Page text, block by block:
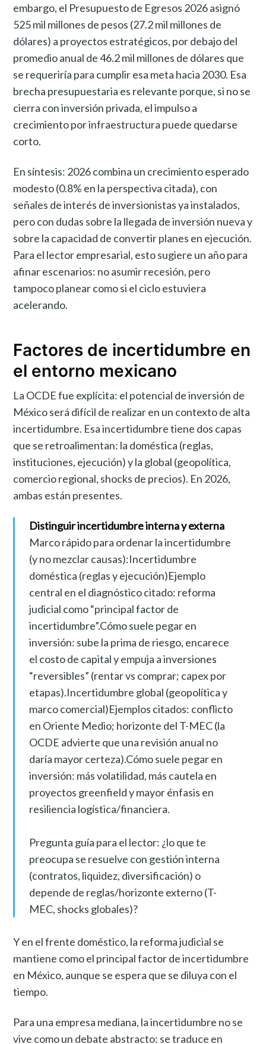
embargo, el Presupuesto de Egresos 2026 asignó
525 mil millones de pesos (27.2 mil millones de
dólares) a proyectos estratégicos, por debajo del
promedio anual de 46.2 mil millones de dólares que
se requeriría para cumplir esa meta hacia 2030. Esa
brecha presupuestaria es relevante porque, si no se
cierra con inversión privada, el impulso a
crecimiento por infraestructura puede quedarse
corto.
En síntesis: 2026 combina un crecimiento esperado
modesto (0.8% en la perspectiva citada), con
señales de interés de inversionistas ya instalados,
pero con dudas sobre la llegada de inversión nueva y
sobre la capacidad de convertir planes en ejecución.
Para el lector empresarial, esto sugiere un año para
afinar escenarios: no asumir recesión, pero
tampoco planear como si el ciclo estuviera
acelerando.
Factores de incertidumbre en
el entorno mexicano
La OCDE fue explícita: el potencial de inversión de
México será difícil de realizar en un contexto de alta
incertidumbre. Esa incertidumbre tiene dos capas
que se retroalimentan: la doméstica (reglas,
instituciones, ejecución) y la global (geopolítica,
comercio regional, shocks de precios). En 2026,
ambas están presentes.
Distinguir incertidumbre interna y externa
Marco rápido para ordenar la incertidumbre
(y no mezclar causas):Incertidumbre
doméstica (reglas y ejecución)Ejemplo
central en el diagnóstico citado: reforma
judicial como “principal factor de
incertidumbre”.Cómo suele pegar en
inversión: sube la prima de riesgo, encarece
el costo de capital y empuja a inversiones
“reversibles” (rentar vs comprar; capex por
etapas).Incertidumbre global (geopolítica y
marco comercial)Ejemplos citados: conflicto
en Oriente Medio; horizonte del T-MEC (la
OCDE advierte que una revisión anual no
daría mayor certeza).Cómo suele pegar en
inversión: más volatilidad, más cautela en
proyectos greenfield y mayor énfasis en
resiliencia logística/financiera.
Pregunta guía para el lector: ¿lo que te
preocupa se resuelve con gestión interna
(contratos, liquidez, diversificación) o
depende de reglas/horizonte externo (T-
MEC, shocks globales)?
Y en el frente doméstico, la reforma judicial se
mantiene como el principal factor de incertidumbre
en México, aunque se espera que se diluya con el
tiempo.
Para una empresa mediana, la incertidumbre no se
vive como un debate abstracto: se traduce en